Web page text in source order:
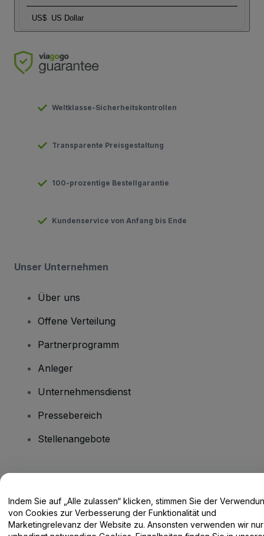
US$ US Dollar
Weltklasse-Sicherheitskontrollen
Transparente Preisgestaltung
100-prozentige Bestellgarantie
Kundenservice von Anfang bis Ende
Unser Unternehmen
Über uns
Offene Verteilung
Partnerprogramm
Anleger
Unternehmensdienst
Pressebereich
Stellenangebote
Hilfe-Center / Kontakt
Indem Sie auf „Alle zulassen“ klicken, stimmen Sie der
von Cookies zur Verbesserung der Funktionalität und
Marketingrelevanz der Website zu. Ansonsten verwenden wir nur